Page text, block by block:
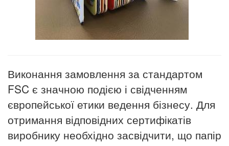
Виконання замовлення за стандартом
FSC є значною подією і свідченням
європейської етики ведення бізнесу. Для
отримання відповідних сертифікатів
виробнику необхідно засвідчити, що папір